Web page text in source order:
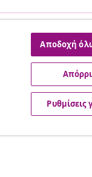
Αποδοχή
Ρυθμίσεις